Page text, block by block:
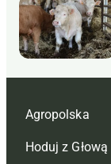
Agropolska
Redakcja
Hoduj z Głową